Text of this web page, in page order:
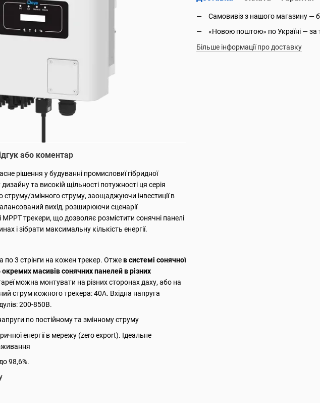
або коментар
рішення у будуванні промисловиї гібридної
та високій щільності потужності ця серія
струму/змінного струму, заощаджуючи інвестиції в
вихід, розширюючи сценарії
трекери, що дозволяє розмістити сонячні панелі
і зібрати максимальну кількість енергії.
по 3 стрінги на кожен трекер. Отжев системі сонячної
масивів сонячних панелей в різних
можна монтувати на різних сторонах даху, або на
струм кожного трекера: 40А. Вхідна напруга
200-850В.
по постiйному та змiнному струму
енергії в мережу (zero export). Ідеальне
98,6%.
Самовивіз з нашого магазину —
«Новою поштою» по Україні — за
Більше інформації про доставку